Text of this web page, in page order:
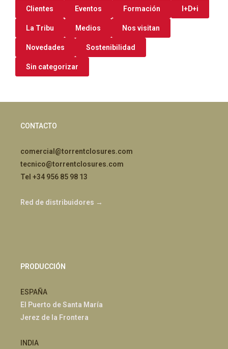
Clientes Eventos Formación I+D+i
La Tribu Medios Nos visitan
Novedades Sostenibilidad
Sin categorizar
CONTACTO
comercial@torrentclosures.com
tecnico@torrentclosures.com
Tel +34 956 85 98 13
Red de distribuidores →
PRODUCCIÓN
ESPAÑA
El Puerto de Santa María
Jerez de la Frontera
INDIA